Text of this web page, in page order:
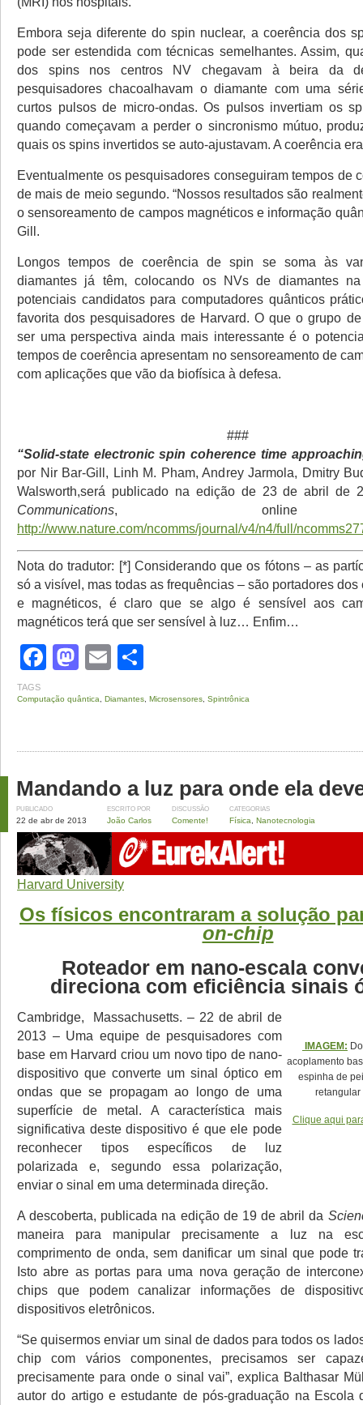
Embora seja diferente do spin nuclear, a coerência dos
pode ser estendida com técnicas semelhantes. Assim,
dos spins nos centros NV chegavam à beira da
pesquisadores chacoalhavam o diamante com uma
curtos pulsos de micro-ondas. Os pulsos invertiam os
quando começavam a perder o sincronismo mútuo,
quais os spins invertidos se auto-ajustavam. A coerência
Eventualmente os pesquisadores conseguiram tempos de
de mais de meio segundo. “Nossos resultados são
o sensoreamento de campos magnéticos e informação
Gill.
Longos tempos de coerência de spin se soma às
diamantes já têm, colocando os NVs de diamantes
potenciais candidatos para computadores quânticos
favorita dos pesquisadores de Harvard. O que o grupo
ser uma perspectiva ainda mais interessante é o
tempos de coerência apresentam no sensoreamento de
com aplicações que vão da biofísica à defesa.
###
“Solid-state electronic spin coherence time
por Nir Bar-Gill, Linh M. Pham, Andrey Jarmola, Dmitry
Walsworth,será publicado na edição de 23 de abril
Communications, online
http://www.nature.com/ncomms/journal/v4/n4/full/
Nota do tradutor: [*] Considerando que os fótons – as
só a visível, mas todas as frequências – são portadores
e magnéticos, é claro que se algo é sensível aos
magnéticos terá que ser sensível à luz… Enfim…
Facebook
Mastodon
Email
TAGS
Computação quântica, Diamantes, Microsensores, Spintrônica
Mandando a luz para onde ela
PUBLICADO
22 de abr de 2013
ESCRITO POR
João Carlos
DISCUSSÃO
Comente!
CATEGORIAS
Física, Nanotecnologia
Harvard University
Os físicos encontraram a solução
on-chip
Roteador em nano-escala
direciona com eficiência sinais
IMAGEM:
acoplamento
espinha de
retangular
Clique aqui
Cambridge, Massachusetts. – 22 de abril de
2013 – Uma equipe de pesquisadores com
base em Harvard criou um novo tipo de nano-
dispositivo que converte um sinal óptico em
ondas que se propagam ao longo de uma
superfície de metal. A característica mais
significativa deste dispositivo é que ele pode
reconhecer tipos específicos de luz
polarizada e, segundo essa polarização,
enviar o sinal em uma determinada direção.
A descoberta, publicada na edição de 19 de abril da
maneira para manipular precisamente a luz na
comprimento de onda, sem danificar um sinal que pode
Isto abre as portas para uma nova geração de
chips que podem canalizar informações de
dispositivos eletrônicos.
“Se quisermos enviar um sinal de dados para todos os
chip com vários componentes, precisamos ser
precisamente para onde o sinal vai”, explica Balthasar
autor do artigo e estudante de pós-graduação na Escola